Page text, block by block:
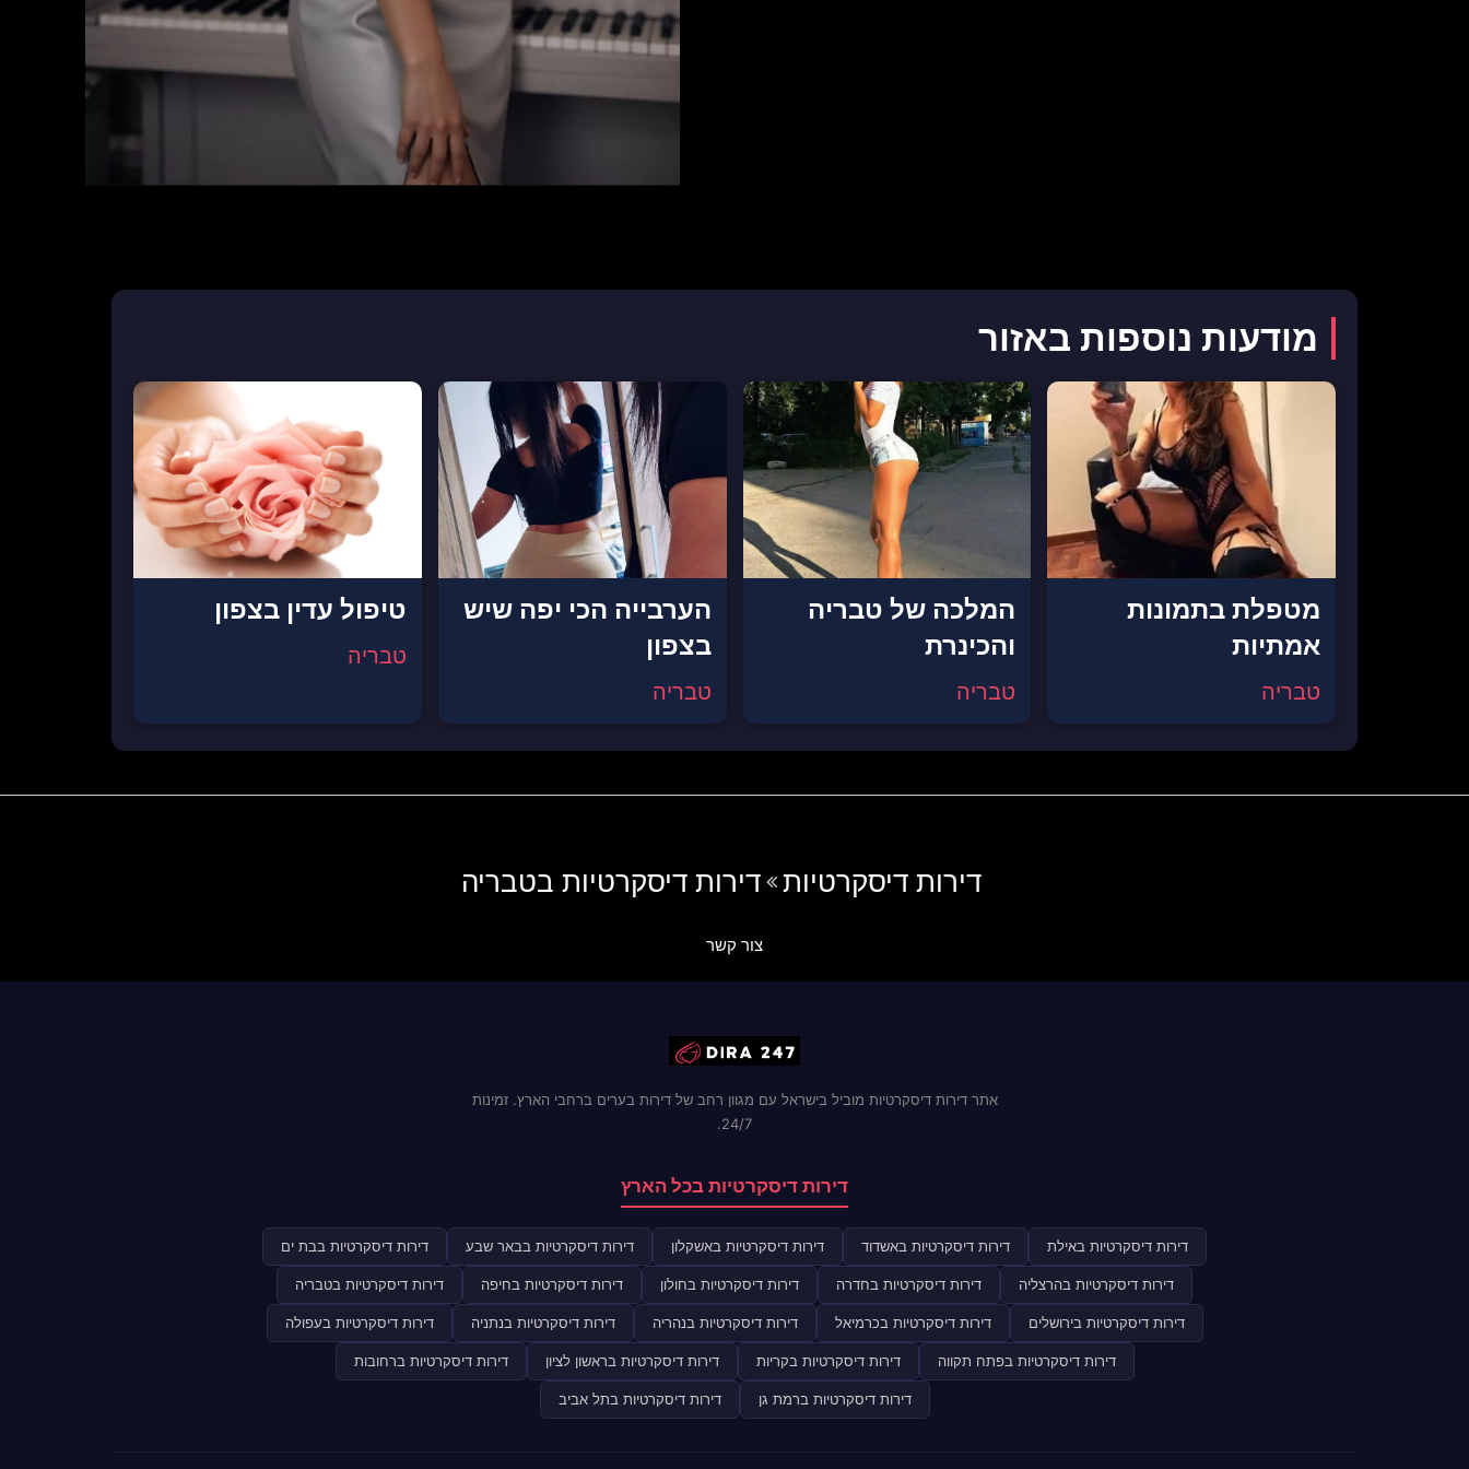
מודעות נוספות באזור
מטפלת בתמונות
אמתיות
טבריה
המלכה של טבריה
והכינרת
טבריה
הערבייה הכי יפה שיש
בצפון
טבריה
טיפול עדין בצפון
טבריה
דירות דיסקרטיות דירות דיסקרטיות בטבריה
צור קשר
אתר דירות דיסקרטיות מוביל בישראל עם מגוון רחב של דירות בערים ברחבי הארץ. זמינות
24/7.
דירות דיסקרטיות בכל הארץ
דירות דיסקרטיות באילת דירות דיסקרטיות באשדוד דירות דיסקרטיות באשקלון דירות דיסקרטיות בבאר שבע דירות דיסקרטיות בבת ים
דירות דיסקרטיות בהרצליה דירות דיסקרטיות בחדרה דירות דיסקרטיות בחולון דירות דיסקרטיות בחיפה דירות דיסקרטיות בטבריה
דירות דיסקרטיות בירושלים דירות דיסקרטיות בכרמיאל דירות דיסקרטיות בנהריה דירות דיסקרטיות בנתניה דירות דיסקרטיות בעפולה
דירות דיסקרטיות בפתח תקווה דירות דיסקרטיות בקריות דירות דיסקרטיות בראשון לציון דירות דיסקרטיות ברחובות
דירות דיסקרטיות ברמת גן דירות דיסקרטיות בתל אביב